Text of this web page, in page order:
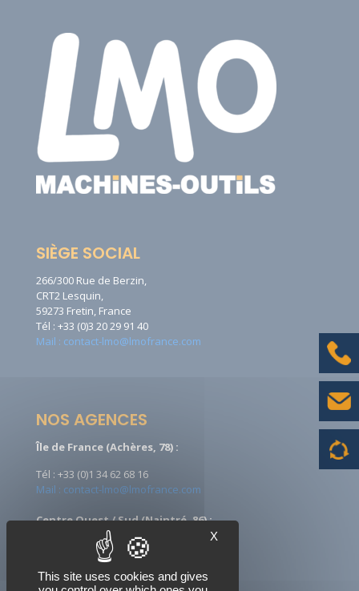
SIÈGE SOCIAL
266/300 Rue de Berzin,
CRT2 Lesquin,
59273 Fretin, France
Tél : +33 (0)3 20 29 91 40
Mail : contact-lmo@lmofrance.com
NOS AGENCES
Île de France (Achères, 78) :
Tél : +33 (0)1 34 62 68 16
Mail : contact-lmo@lmofrance.com
Centre Ouest / Sud (Naintré, 86) :
Tél : +33 (0)5 49 90 08 09
Mail : ccontact-lmo@lmofrance.com
X
This site uses cookies and gives